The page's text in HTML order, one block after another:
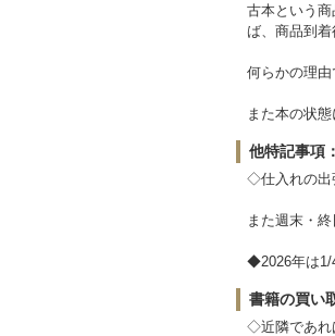
古本という
ば、商品到着
何らかの理
また本の状
他特記事項：
◇仕入れの出
また週末・
◆2026年は1/
書籍の買い
◇近隣であれ